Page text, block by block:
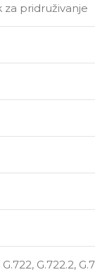
za pridruživanje
G.722, G.722.2,